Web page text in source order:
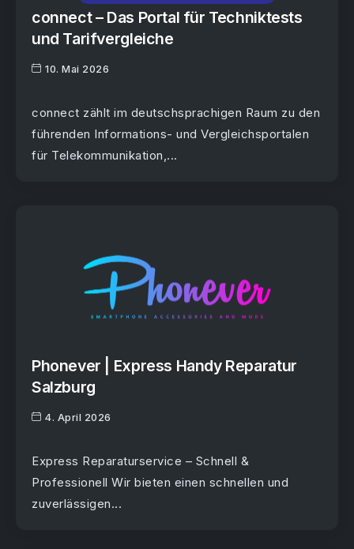
connect – Das Portal für Techniktests
und Tarifvergleiche
10. Mai 2026
connect zählt im deutschsprachigen Raum zu den
führenden Informations- und Vergleichsportalen
für Telekommunikation,...
Phonever | Express Handy Reparatur
Salzburg
4. April 2026
Express Reparaturservice – Schnell &
Professionell Wir bieten einen schnellen und
zuverlässigen...